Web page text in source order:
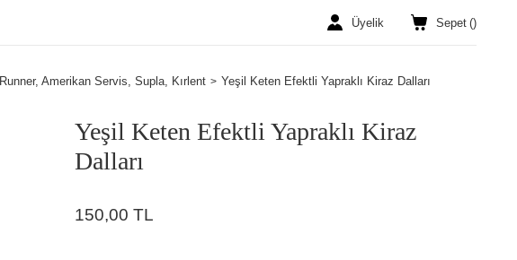
Üyelik Sepet ()
Runner, Amerikan Servis, Supla, Kırlent Yeşil Keten Efektli Yapraklı Kiraz Dalları
Yeşil Keten Efektli Yapraklı Kiraz
Dalları
150,00 TL